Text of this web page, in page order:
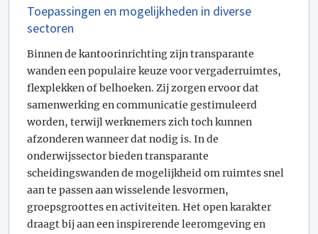
Toepassingen en mogelijkheden in diverse
sectoren
Binnen de kantoorinrichting zijn transparante
wanden een populaire keuze voor vergaderruimtes,
flexplekken of belhoeken. Zij zorgen ervoor dat
samenwerking en communicatie gestimuleerd
worden, terwijl werknemers zich toch kunnen
afzonderen wanneer dat nodig is. In de
onderwijssector bieden transparante
scheidingswanden de mogelijkheid om ruimtes snel
aan te passen aan wisselende lesvormen,
groepsgroottes en activiteiten. Het open karakter
draagt bij aan een inspirerende leeromgeving en